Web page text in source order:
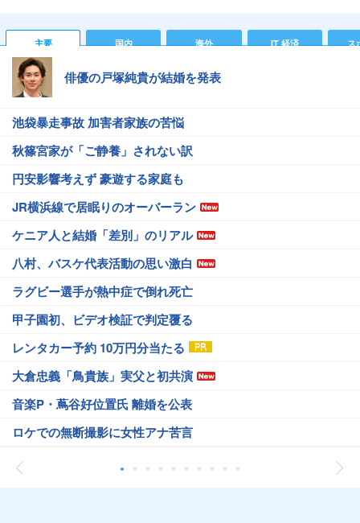
主要 国内 海外 IT 経済 ス
俳優の戸塚純貴が結婚を発表
池袋暴走事故 加害者家族の苦悩
秋篠宮家が「ご静養」されない訳
円安影響考えず 豪遊する家庭も
JR横浜線で居眠りのオーバーラン
ケニア人と結婚「差別」のリアル
八村、バスケ代表活動の思い激白
ラグビー選手が熱中症で倒れ死亡
甲子園初、ビデオ検証で判定覆る
レンタカー予約 10万円分当たる
大倉忠義「鳥貴族」実父と初共演
音楽P・蔦谷好位置氏 離婚を公表
ロケでの無断撮影に女性アナ苦言